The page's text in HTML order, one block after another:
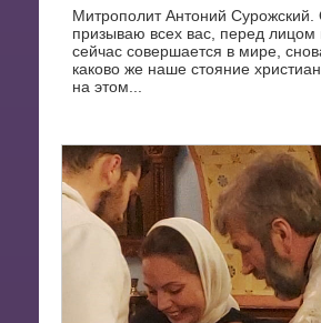
Митрополит Антоний
призываю всех вас, перед лицом
сейчас совершается в мире,
каково же наше стояние
на этом...